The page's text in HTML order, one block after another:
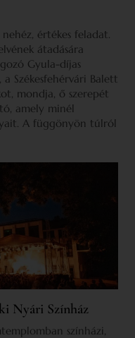
értékes feladat.
átadására
Gyula-díjas
Székesfehérvári Balett
mondja, ő szerepét
amely minél
A függönyön túlról
Nyári Színház
színházi,